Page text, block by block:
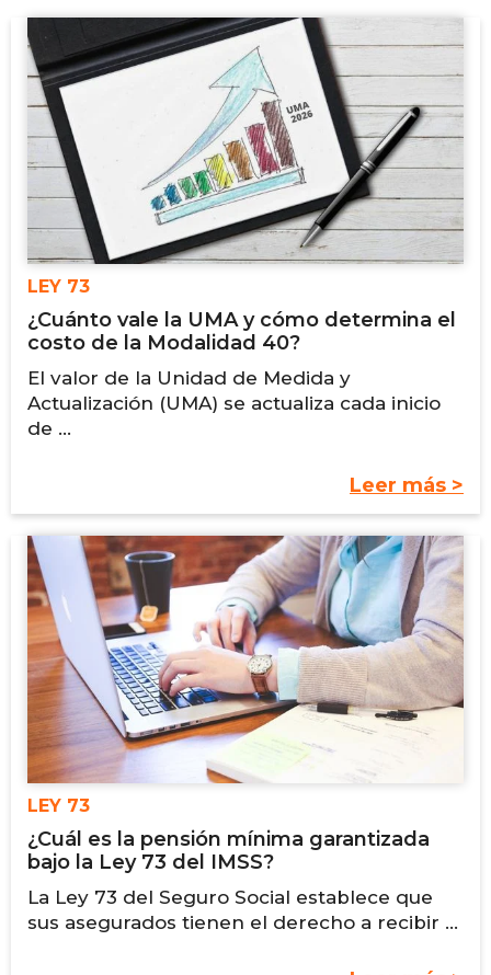
LEY 73
¿Cuánto vale la UMA y cómo determina el
costo de la Modalidad 40?
El valor de la Unidad de Medida y
Actualización (UMA) se actualiza cada inicio
de ...
Leer más >
LEY 73
¿Cuál es la pensión mínima garantizada
bajo la Ley 73 del IMSS?
La Ley 73 del Seguro Social establece que
sus asegurados tienen el derecho a recibir ...